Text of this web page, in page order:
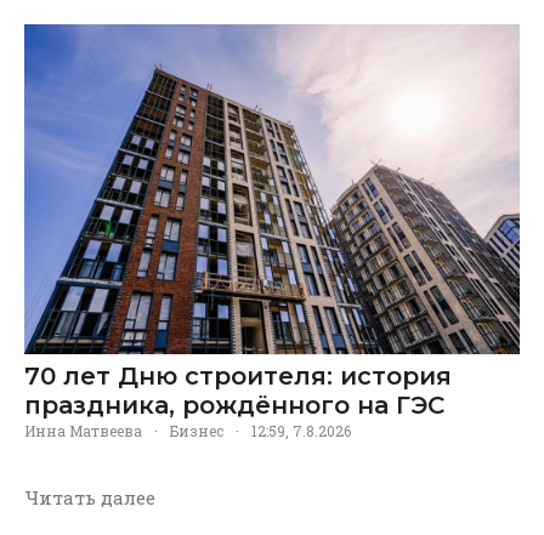
70 лет Дню строителя: история
праздника, рождённого на ГЭС
Инна Матвеева · Бизнес · 12:59, 7.8.2026
Читать далее